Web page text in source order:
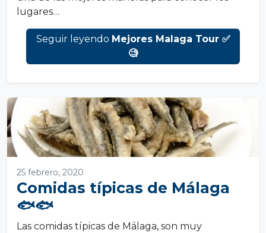
lugares…
Seguir leyendo Mejores Malaga Tour ✅
🧐
25 febrero, 2020
Comidas típicas de Málaga
🐟🐟
Las comidas típicas de Málaga, son muy